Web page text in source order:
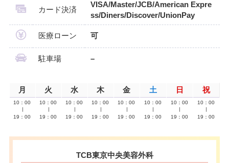
カード決済
VISA/Master/JCB/American Expre
ss/Diners/Discover/UnionPay
医療ローン 可
駐車場 –
月 火 水 木 金 土 日 祝
10：00
19：00
10：00
19：00
10：00
19：00
10：00
19：00
10：00
19：00
10：00
19：00
10：00
19：00
10：00
19：00
TCB東京中央美容外科